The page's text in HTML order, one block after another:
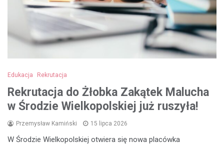
Edukacja Rekrutacja
Rekrutacja do Żłobka Zakątek Malucha
w Środzie Wielkopolskiej już ruszyła!
Przemysław Kamiński 15 lipca 2026
W Środzie Wielkopolskiej otwiera się nowa placówka